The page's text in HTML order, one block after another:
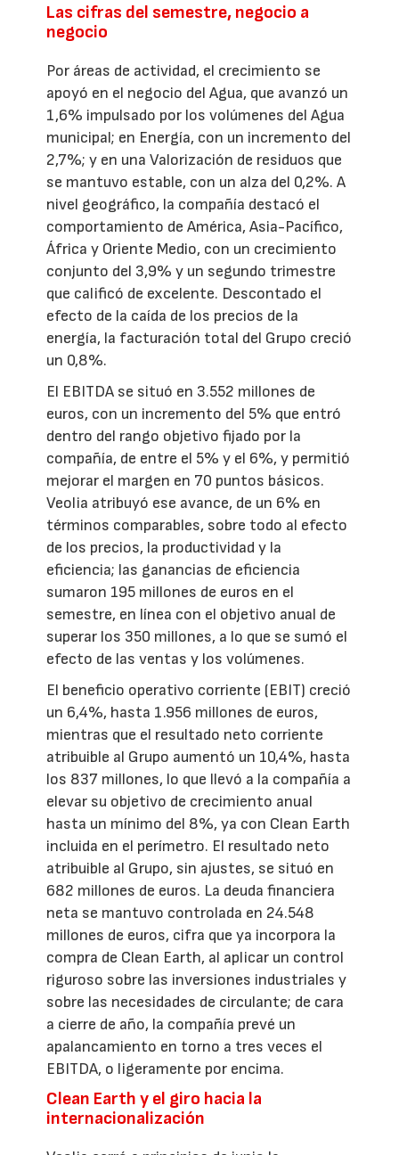
Las cifras del semestre, negocio a
negocio
Por áreas de actividad, el crecimiento se
apoyó en el negocio del Agua, que avanzó un
1,6% impulsado por los volúmenes del Agua
municipal; en Energía, con un incremento del
2,7%; y en una Valorización de residuos que
se mantuvo estable, con un alza del 0,2%. A
nivel geográfico, la compañía destacó el
comportamiento de América, Asia-Pacífico,
África y Oriente Medio, con un crecimiento
conjunto del 3,9% y un segundo trimestre
que calificó de excelente. Descontado el
efecto de la caída de los precios de la
energía, la facturación total del Grupo creció
un 0,8%.
El EBITDA se situó en 3.552 millones de
euros, con un incremento del 5% que entró
dentro del rango objetivo fijado por la
compañía, de entre el 5% y el 6%, y permitió
mejorar el margen en 70 puntos básicos.
Veolia atribuyó ese avance, de un 6% en
términos comparables, sobre todo al efecto
de los precios, la productividad y la
eficiencia; las ganancias de eficiencia
sumaron 195 millones de euros en el
semestre, en línea con el objetivo anual de
superar los 350 millones, a lo que se sumó el
efecto de las ventas y los volúmenes.
El beneficio operativo corriente (EBIT) creció
un 6,4%, hasta 1.956 millones de euros,
mientras que el resultado neto corriente
atribuible al Grupo aumentó un 10,4%, hasta
los 837 millones, lo que llevó a la compañía a
elevar su objetivo de crecimiento anual
hasta un mínimo del 8%, ya con Clean Earth
incluida en el perímetro. El resultado neto
atribuible al Grupo, sin ajustes, se situó en
682 millones de euros. La deuda financiera
neta se mantuvo controlada en 24.548
millones de euros, cifra que ya incorpora la
compra de Clean Earth, al aplicar un control
riguroso sobre las inversiones industriales y
sobre las necesidades de circulante; de cara
a cierre de año, la compañía prevé un
apalancamiento en torno a tres veces el
EBITDA, o ligeramente por encima.
Clean Earth y el giro hacia la
internacionalización